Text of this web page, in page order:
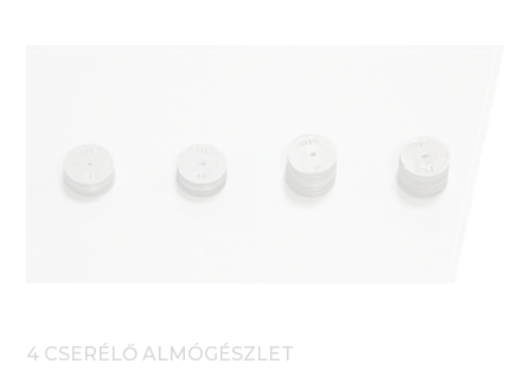
4 CSERÉLŐ ALMÓGÉSZLET